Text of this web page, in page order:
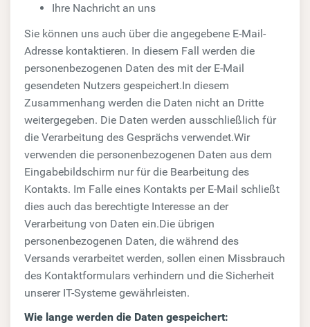
Ihre Nachricht an uns
Sie können uns auch über die angegebene E-Mail-
Adresse kontaktieren. In diesem Fall werden die
personenbezogenen Daten des mit der E-Mail
gesendeten Nutzers gespeichert.In diesem
Zusammenhang werden die Daten nicht an Dritte
weitergegeben. Die Daten werden ausschließlich für
die Verarbeitung des Gesprächs verwendet.Wir
verwenden die personenbezogenen Daten aus dem
Eingabebildschirm nur für die Bearbeitung des
Kontakts. Im Falle eines Kontakts per E-Mail schließt
dies auch das berechtigte Interesse an der
Verarbeitung von Daten ein.Die übrigen
personenbezogenen Daten, die während des
Versands verarbeitet werden, sollen einen Missbrauch
des Kontaktformulars verhindern und die Sicherheit
unserer IT-Systeme gewährleisten.
Wie lange werden die Daten gespeichert: